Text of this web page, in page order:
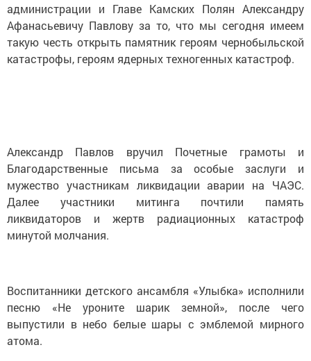
администрации и Главе Камских Полян Александру
Афанасьевичу Павлову за то, что мы сегодня имеем
такую честь открыть памятник героям чернобыльской
катастрофы, героям ядерных техногенных катастроф.
Александр Павлов вручил Почетные грамоты и
Благодарственные письма за особые заслуги и
мужество участникам ликвидации аварии на ЧАЭС.
Далее участники митинга почтили память
ликвидаторов и жертв радиационных катастроф
минутой молчания.
Воспитанники детского ансамбля «Улыбка» исполнили
песню «Не уроните шарик земной», после чего
выпустили в небо белые шары с эмблемой мирного
атома.